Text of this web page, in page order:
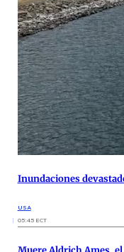
Inundaciones
USA
05:45 ECT